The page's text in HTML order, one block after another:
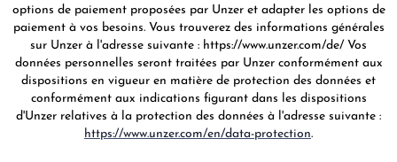
options de paiement proposées par Unzer et adapter les options de
paiement à vos besoins. Vous trouverez des informations générales
sur Unzer à l'adresse suivante : https://www.unzer.com/de/ Vos
données personnelles seront traitées par Unzer conformément aux
dispositions en vigueur en matière de protection des données et
conformément aux indications figurant dans les dispositions
d'Unzer relatives à la protection des données à l'adresse suivante :
https://www.unzer.com/en/data-protection.